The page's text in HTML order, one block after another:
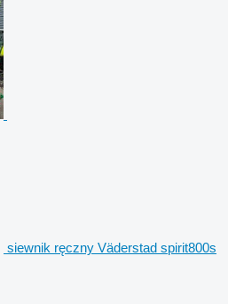
siewnik ręczny Väderstad spirit800s